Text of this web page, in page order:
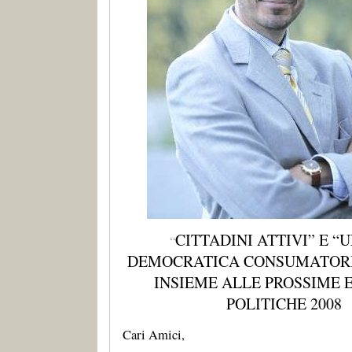
“CITTADINI ATTIVI” E
DEMOCRATICA
INSIEME ALLE PROSSIME
POLITICHE 2008
Cari Amici,